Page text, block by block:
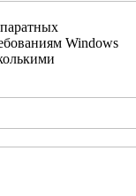
Windows